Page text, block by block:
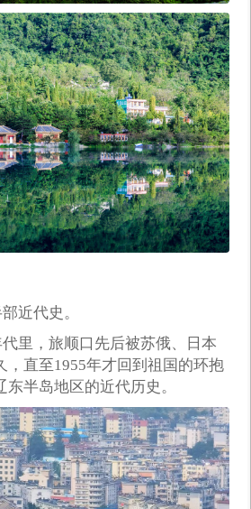
近代史。
里，旅顺口先后被苏俄、日本
，直至1955年才回到祖国的环抱
半岛地区的近代历史。